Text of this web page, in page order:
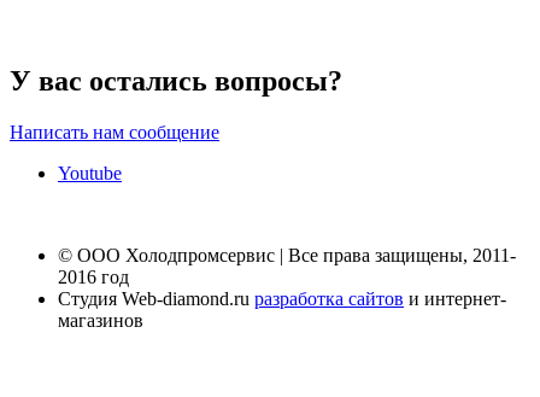
У вас остались вопросы?
Написать нам сообщение
Youtube
© ООО Холодпромсервис | Все права защищены, 2011-
2016 год
Студия Web-diamond.ru разработка сайтов и интернет-
магазинов